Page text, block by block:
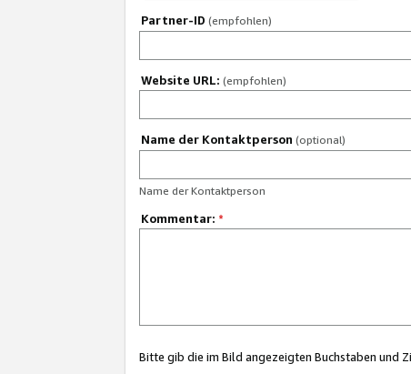
Partner-ID (empfohlen)
Website URL: (empfohlen)
Name der Kontaktperson (optional)
Name der Kontaktperson
Kommentar: *
Bitte gib die im Bild angezeigten Buchstaben und